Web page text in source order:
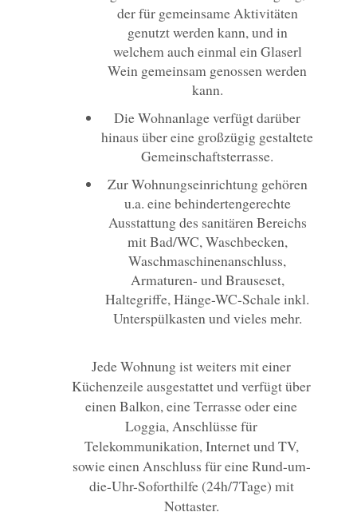
der für gemeinsame Aktivitäten
genutzt werden kann, und in
welchem auch einmal ein Glaserl
Wein gemeinsam genossen werden
kann.
Die Wohnanlage verfügt darüber
hinaus über eine großzügig gestaltete
Gemeinschaftsterrasse.
Zur Wohnungseinrichtung gehören
u.a. eine behindertengerechte
Ausstattung des sanitären Bereichs
mit Bad/WC, Waschbecken,
Waschmaschinenanschluss,
Armaturen- und Brauseset,
Haltegriffe, Hänge-WC-Schale inkl.
Unterspülkasten und vieles mehr.
Jede Wohnung ist weiters mit einer
Küchenzeile ausgestattet und verfügt über
einen Balkon, eine Terrasse oder eine
Loggia, Anschlüsse für
Telekommunikation, Internet und TV,
sowie einen Anschluss für eine Rund-um-
die-Uhr-Soforthilfe (24h/7Tage) mit
Nottaster.